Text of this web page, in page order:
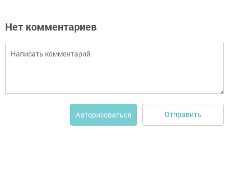
Нет комментариев
Авторизоваться Отправить